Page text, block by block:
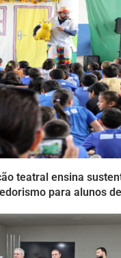
teatral ensina
para alunos